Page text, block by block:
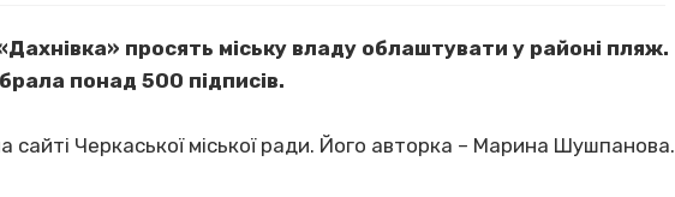
просять міську владу облаштувати у районі пляж.
понад 500 підписів.
сайті Черкаської міської ради. Його авторка – Марина Шушпанова.